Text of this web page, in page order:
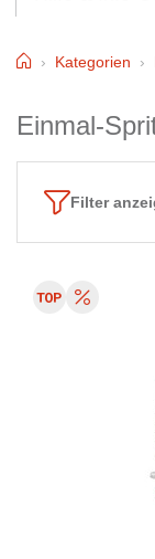
HomeKategorien
Einmal-
Filter